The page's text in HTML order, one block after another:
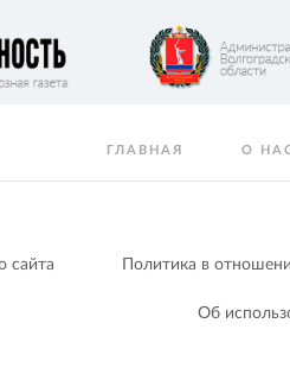
ГЛАВНАЯ О
сайта Политика в
Об